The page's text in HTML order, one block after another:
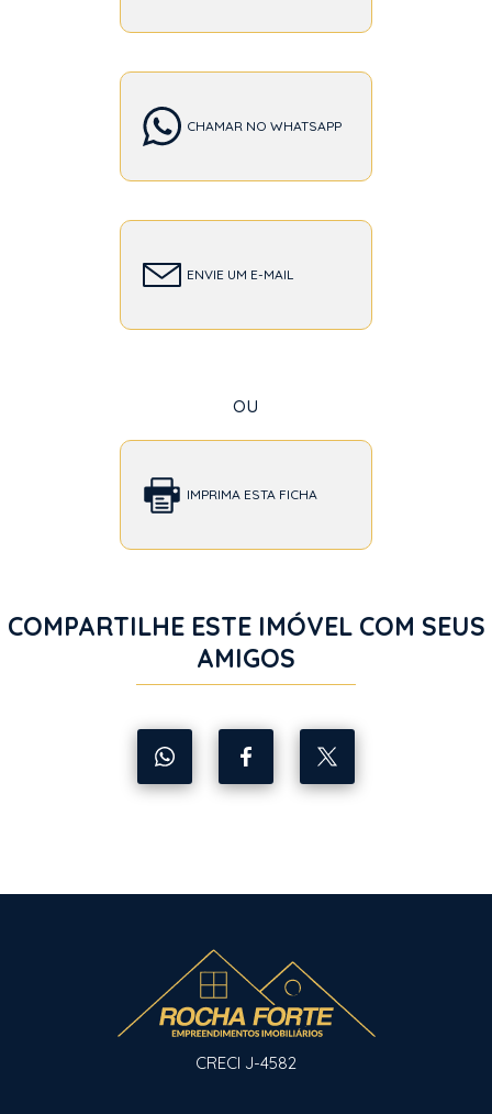
CHAMAR NO WHATSAPP
ENVIE UM E-MAIL
ou
IMPRIMA ESTA FICHA
COMPARTILHE ESTE IMÓVEL COM SEUS
AMIGOS
CRECI J-4582